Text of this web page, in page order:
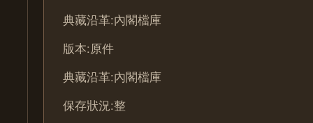
典藏沿革:內閣檔庫
版本:原件
典藏沿革:內閣檔庫
保存狀況:整